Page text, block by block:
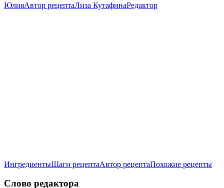
ЮлияАвтор рецептаЛиза КутафинаРедактор
ИнгредиентыШаги рецептаАвтор рецептаПохожие рецепты
Слово редактора